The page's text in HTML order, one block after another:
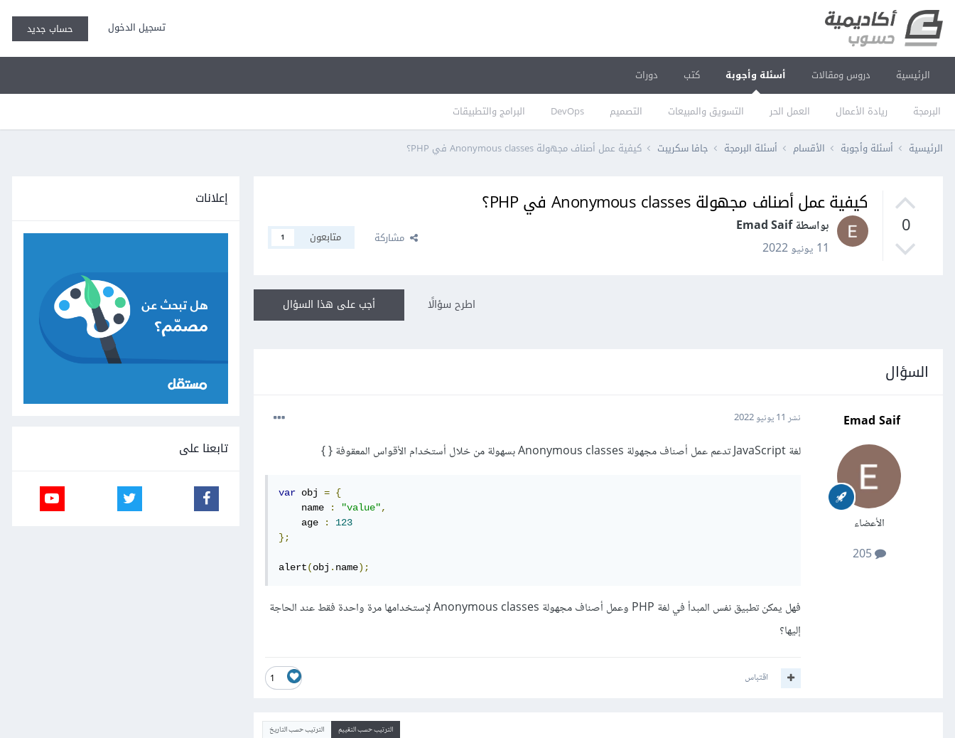
تسجيل الدخول حساب جديد
الرئيسية دروس ومقالات أسئلة وأجوبة
البرمجة ريادة الأعمال العمل الحر التسويق والمبيعات التصميم DevOps البرامج والتطبيقات
كتب دورات
الرئيسية أسئلة وأجوبة الأقسام أسئلة البرمجة جافا سكريبت كيفية عمل أصناف مجهولة Anonymous classes في PHP؟
0
كيفية عمل أصناف مجهولة Anonymous classes في PHP؟
بواسطة Emad Saif
11 يونيو 2022
مشاركة متابعون 1
أجب على هذا السؤال اطرح سؤالًا
السؤال
Emad Saif
الأعضاء
205
نشر 11 يونيو 2022
لغة JavaScript تدعم عمل أصناف مجهولة Anonymous classes بسهولة من خلال أستخدام الأقواس المعقوفة { }
var obj = {
    name
: "value",
    age
:
123
};
alert(obj . name);
فهل يمكن تطبيق نفس المبدأ في لغة PHP وعمل أصناف مجهولة Anonymous classes لإستخدامها مرة واحدة فقط عند الحاجة
إليها؟
1 اقتباس
الترتيب حسب التقييم الترتيب حسب التاريخ
إعلانات
تابعنا على